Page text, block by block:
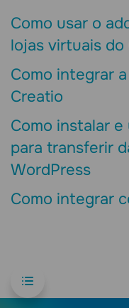
Como usar o
lojas virtuais do
Como integrar
Creatio
Como instalar
para transferir
WordPress
Como integrar